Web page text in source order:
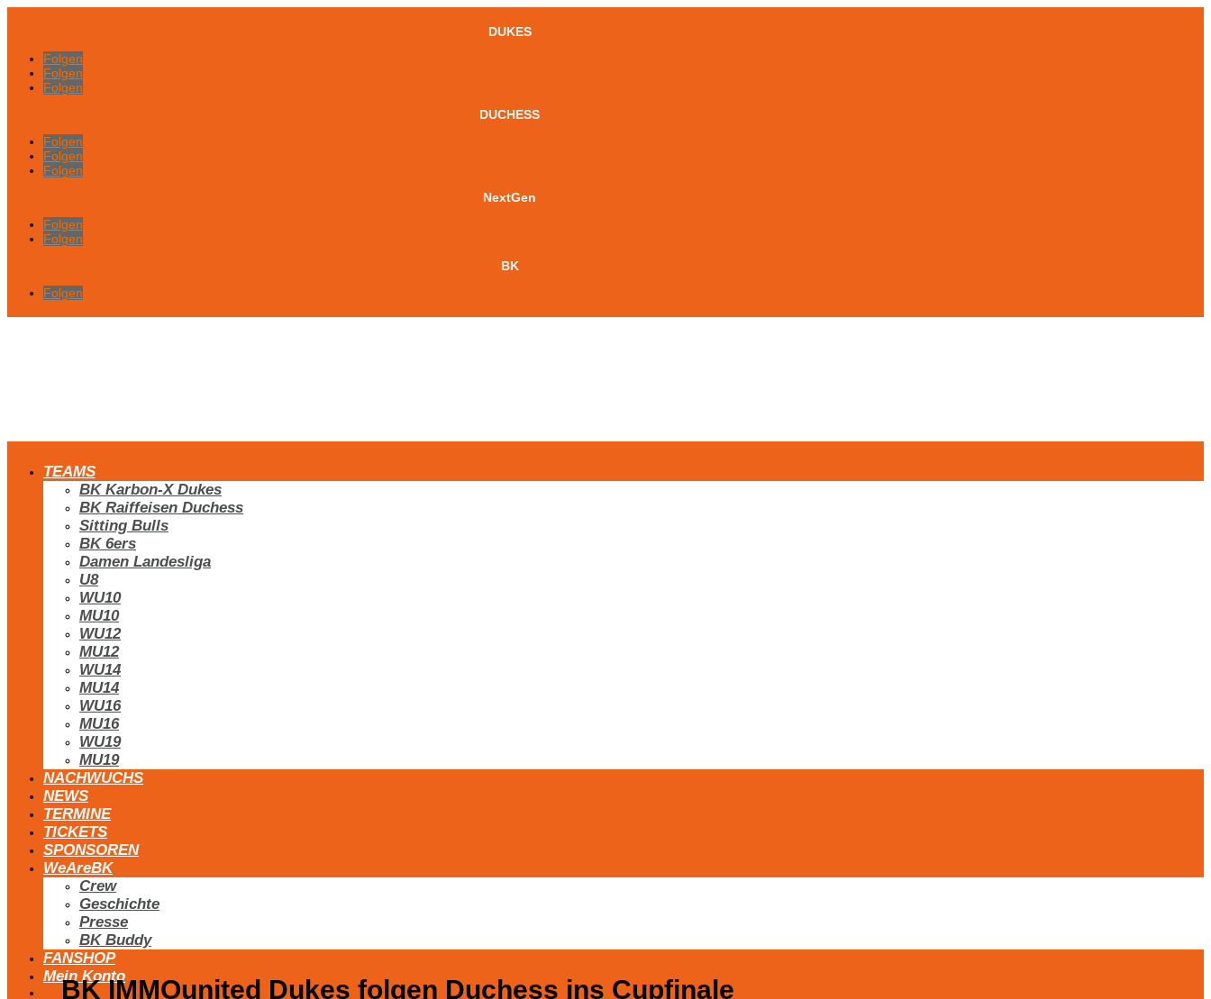
DUKES
Folgen
Folgen
Folgen
DUCHESS
Folgen
Folgen
Folgen
NextGen
Folgen
Folgen
BK
Folgen
TEAMS
BK Karbon-X Dukes
BK Raiffeisen Duchess
Sitting Bulls
BK 6ers
Damen Landesliga
U8
WU10
MU10
WU12
MU12
WU14
MU14
WU16
MU16
WU19
MU19
NACHWUCHS
NEWS
TERMINE
TICKETS
SPONSOREN
WeAreBK
Crew
Geschichte
Presse
BK Buddy
FANSHOP
Mein Konto
BK IMMOunited Dukes folgen Duchess ins Cupfinale